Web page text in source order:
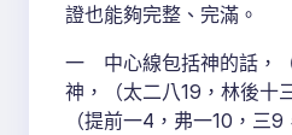
證也能夠完整、完滿。
一 中心線包括神的話，
神，（太二八19，林後十
（提前一4，弗一10，三